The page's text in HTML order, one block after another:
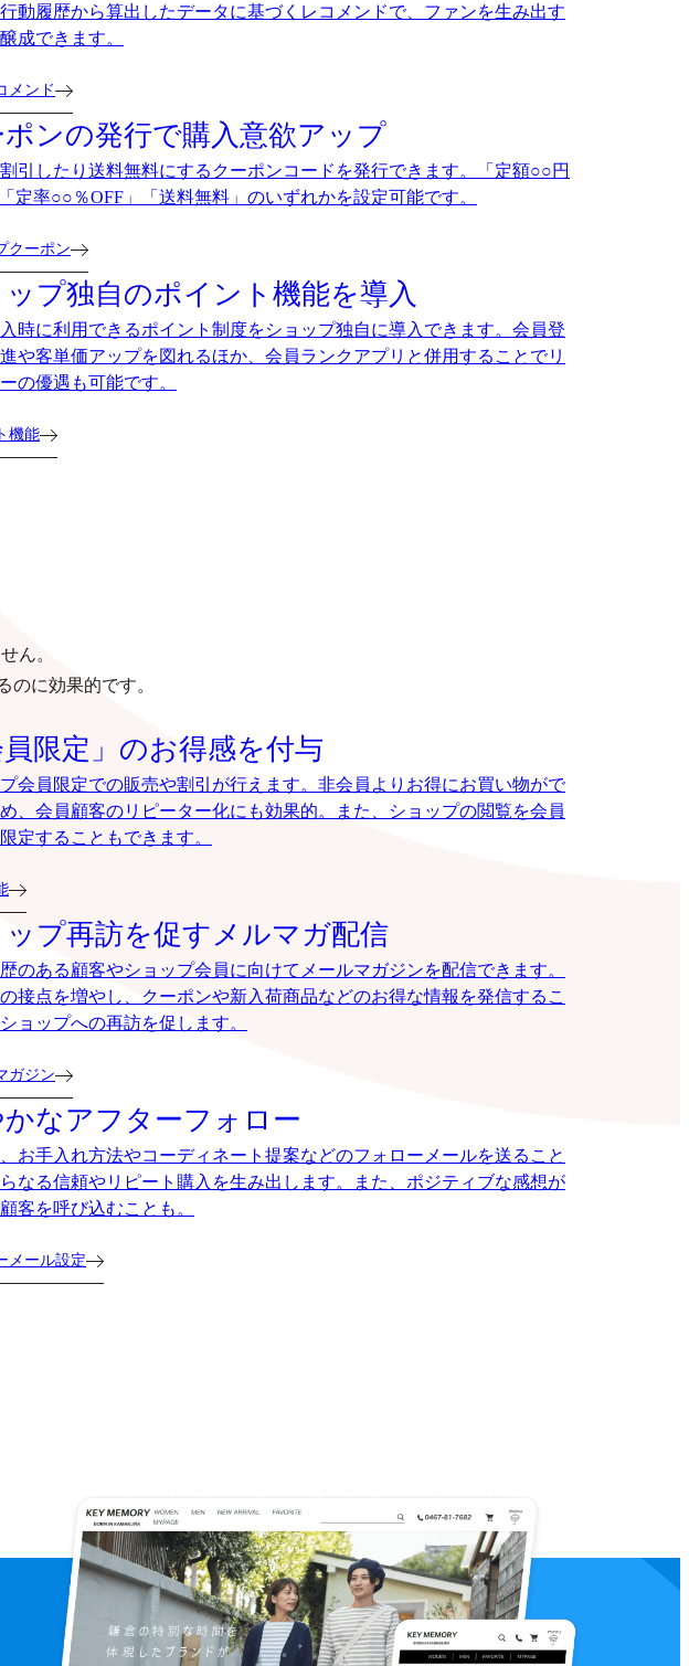
動履歴から算出したデータに基づくレコメンドで、ファンを生み出す
成できます。
メンド
ポンの発行で購入意欲アップ
引したり送料無料にするクーポンコードを発行できます。「定額○○円
定率○○％OFF」「送料無料」のいずれかを設定可能です。
クーポン
ップ独自のポイント機能を導入
時に利用できるポイント制度をショップ独自に導入できます。会員登
や客単価アップを図れるほか、会員ランクアプリと併用することでリ
の優遇も可能です。
機能
ん。
に効果的です。
員限定」のお得感を付与
会員限定での販売や割引が行えます。非会員よりお得にお買い物がで
、会員顧客のリピーター化にも効果的。また、ショップの閲覧を会員
定することもできます。
ップ再訪を促すメルマガ配信
のある顧客やショップ会員に向けてメールマガジンを配信できます。
接点を増やし、クーポンや新入荷商品などのお得な情報を発信するこ
ョップへの再訪を促します。
ガジン
なアフターフォロー
お手入れ方法やコーディネート提案などのフォローメールを送ること
なる信頼やリピート購入を生み出します。また、ポジティブな感想が
客を呼び込むことも。
メール設定